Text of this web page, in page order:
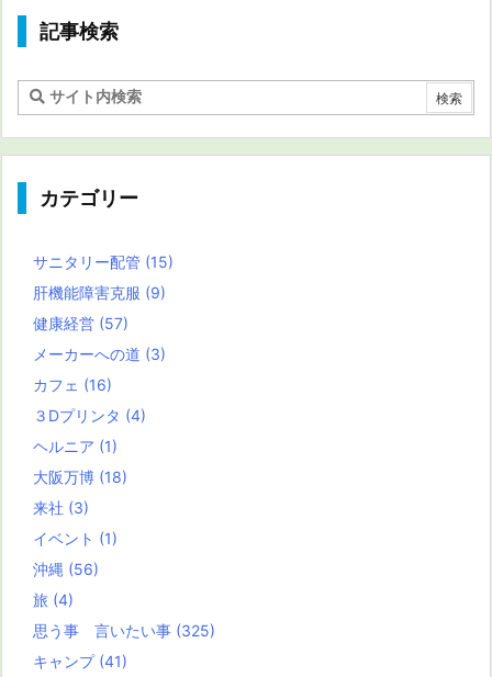
記事検索
カテゴリー
サニタリー配管 (15)
肝機能障害克服 (9)
健康経営 (57)
メーカーへの道 (3)
カフェ (16)
３Dプリンタ (4)
ヘルニア (1)
大阪万博 (18)
来社 (3)
イベント (1)
沖縄 (56)
旅 (4)
思う事 言いたい事 (325)
キャンプ (41)